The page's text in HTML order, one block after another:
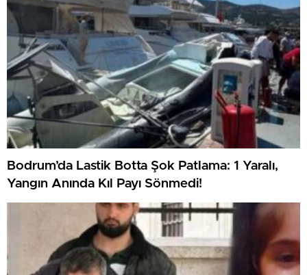
Bodrum’da Lastik Botta Şok Patlama: 1 Yaralı,
Yangın Anında Kıl Payı Sönmedi!